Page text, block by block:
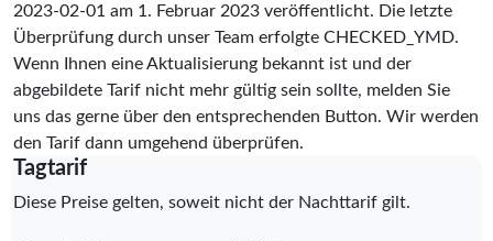
2023-02-01 am 1. Februar 2023 veröffentlicht. Die letzte
Überprüfung durch unser Team erfolgte CHECKED_YMD.
Wenn Ihnen eine Aktualisierung bekannt ist und der
abgebildete Tarif nicht mehr gültig sein sollte, melden Sie
uns das gerne über den entsprechenden Button. Wir werden
den Tarif dann umgehend überprüfen.
Tagtarif
Diese Preise gelten, soweit nicht der Nachttarif gilt.